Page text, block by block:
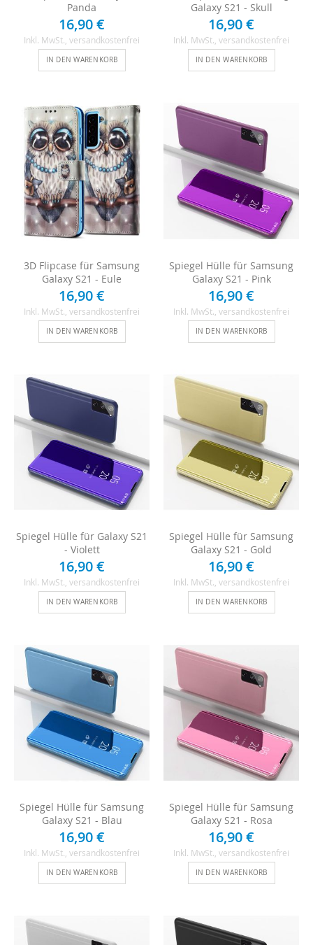
Panda
16,90 €
Inkl. MwSt., versandkostenfrei
IN DEN WARENKORB
Galaxy S21 - Skull
16,90 €
Inkl. MwSt., versandkostenfrei
IN DEN WARENKORB
3D Flipcase für Samsung
Galaxy S21 - Eule
16,90 €
Inkl. MwSt. , versandkostenfrei
IN DEN WARENKORB
Spiegel Hülle für Samsung
Galaxy S21 - Pink
16,90 €
Inkl. MwSt. , versandkostenfrei
IN DEN WARENKORB
Spiegel Hülle für Galaxy S21
- Violett
16,90 €
Inkl. MwSt. , versandkostenfrei
IN DEN WARENKORB
Spiegel Hülle für Samsung
Galaxy S21 - Gold
16,90 €
Inkl. MwSt. , versandkostenfrei
IN DEN WARENKORB
Spiegel Hülle für Samsung
Galaxy S21 - Blau
16,90 €
Inkl. MwSt., versandkostenfrei
IN DEN WARENKORB
Spiegel Hülle für Samsung
Galaxy S21 - Rosa
16,90 €
Inkl. MwSt., versandkostenfrei
IN DEN WARENKORB